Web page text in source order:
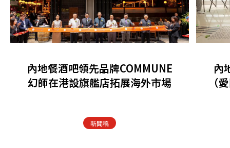
內地餐酒吧領先品牌COMMUNE
幻師在港設旗艦店拓展海外市場
新聞稿
內
（